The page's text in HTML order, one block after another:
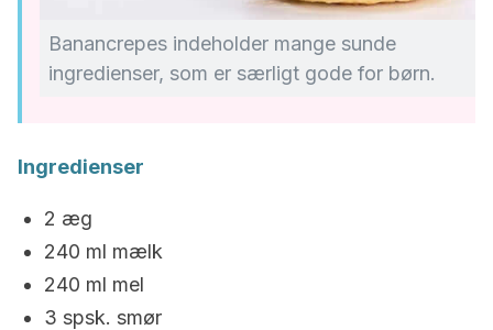
Banancrepes indeholder mange sunde
ingredienser, som er særligt gode for børn.
Ingredienser
2 æg
240 ml mælk
240 ml mel
3 spsk. smør